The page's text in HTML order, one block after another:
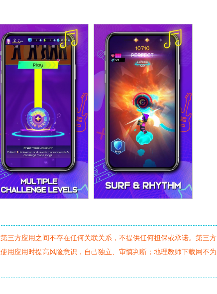
三方应用之间不存在任何关联关系，不提供任何担保或承诺。第三方
用应用时提高风险意识，自己独立、审慎判断；地理教师下载网不为